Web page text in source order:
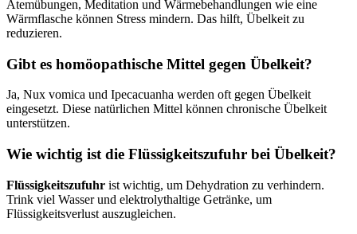
Atemübungen, Meditation und Wärmebehandlungen wie eine
Wärmflasche können Stress mindern. Das hilft, Übelkeit zu
reduzieren.
Gibt es homöopathische Mittel gegen Übelkeit?
Ja, Nux vomica und Ipecacuanha werden oft gegen Übelkeit
eingesetzt. Diese natürlichen Mittel können chronische Übelkeit
unterstützen.
Wie wichtig ist die Flüssigkeitszufuhr bei Übelkeit?
Flüssigkeitszufuhr ist wichtig, um Dehydration zu verhindern.
Trink viel Wasser und elektrolythaltige Getränke, um
Flüssigkeitsverlust auszugleichen.